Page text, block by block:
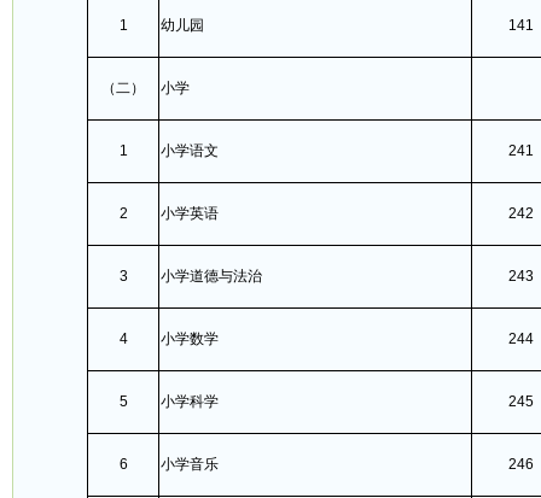
1 幼儿园 141
（二） 小学
1 小学语文 241
2 小学英语 242
3 小学道德与法治 243
4 小学数学 244
5 小学科学 245
6 小学音乐 246